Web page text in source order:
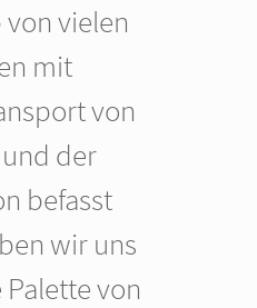
vielen
mit
von
der
befasst
wir uns
von